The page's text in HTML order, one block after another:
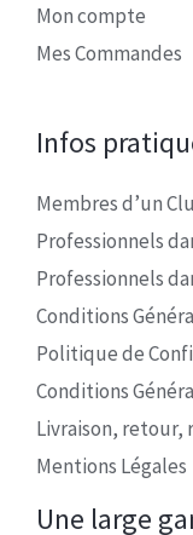
Mon compte
Mes Commandes
Infos
Membres d’un
Professionnels
Professionnels
Conditions
Politique de
Conditions
Livraison, retour,
Mentions Légales
Une large